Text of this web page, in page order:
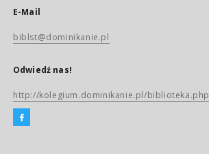
E-Mail
biblst@dominikanie.pl
Odwiedź nas!
http://kolegium.dominikanie.pl/biblioteka.php